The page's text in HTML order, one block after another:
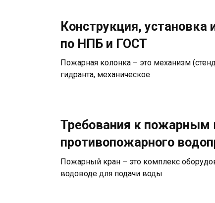
Конструкция,
по НПБ и ГОСТ
Пожарная колонка – это механизм
гидранта, механическое
Требования к пожарным
противопожарного
Пожарный кран – это комплекс
водоводе для подачи воды